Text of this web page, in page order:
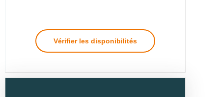
Vérifier les disponibilités